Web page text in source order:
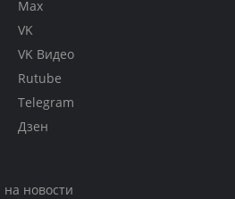
Max
VK
VK Видео
Rutube
Telegram
Дзен
новости